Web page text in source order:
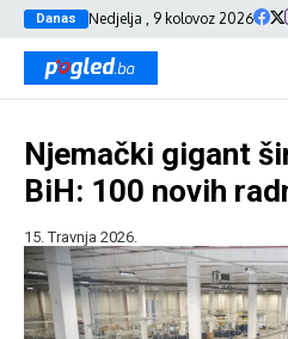
Danas Nedjelja , 9 kolovoz 2026
Njemački gigant
BiH: 100 novih
15. Travnja 2026.